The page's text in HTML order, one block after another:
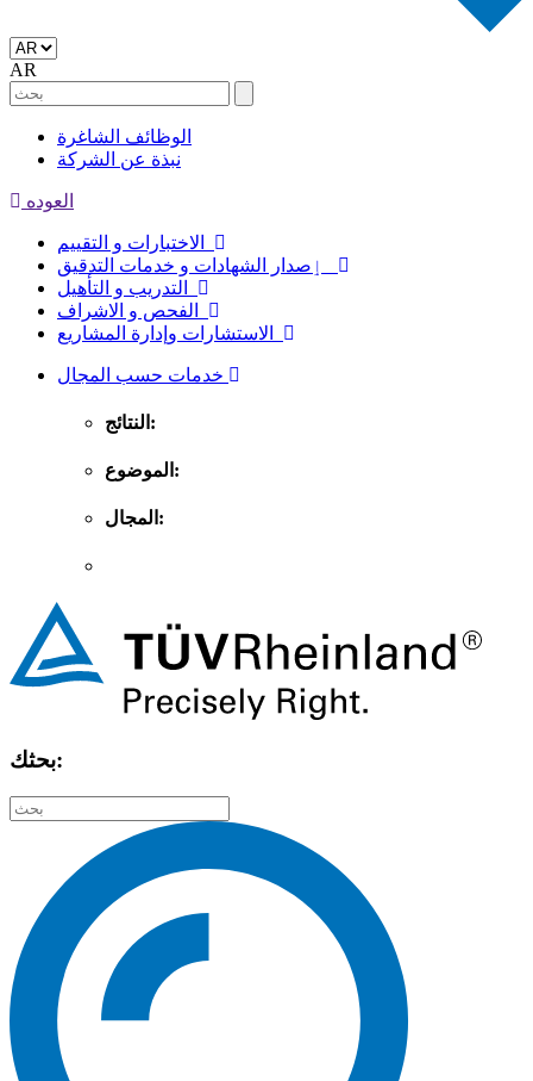
AR
الوظائف الشاغرة
نبذة عن الشركة
العوده
النتائج:
الموضوع:
المجال:
بحثك: